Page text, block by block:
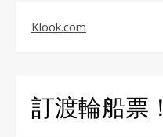
Klook.com
訂渡輪船票！